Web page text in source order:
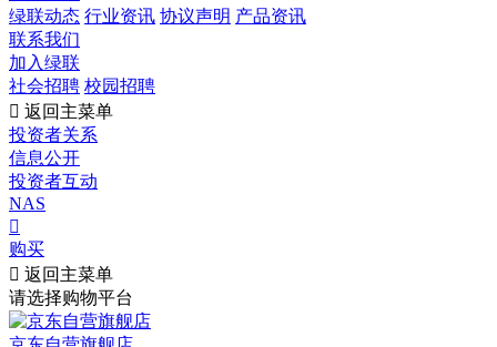
绿联动态 行业资讯 协议声明 产品资讯
联系我们
加入绿联
社会招聘 校园招聘
 返回主菜单
投资者关系
信息公开
投资者互动
NAS

购买
 返回主菜单
请选择购物平台